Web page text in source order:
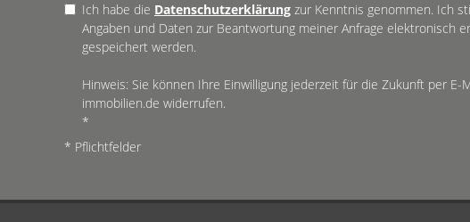
Ich habe die Datenschutzerklärung zur Kenntnis genommen. Ich
Angaben und Daten zur Beantwortung meiner Anfrage elektronisch
gespeichert werden.
Hinweis: Sie können Ihre Einwilligung jederzeit für die Zukunft per E-
immobilien.de widerrufen.
*
* Pflichtfelder